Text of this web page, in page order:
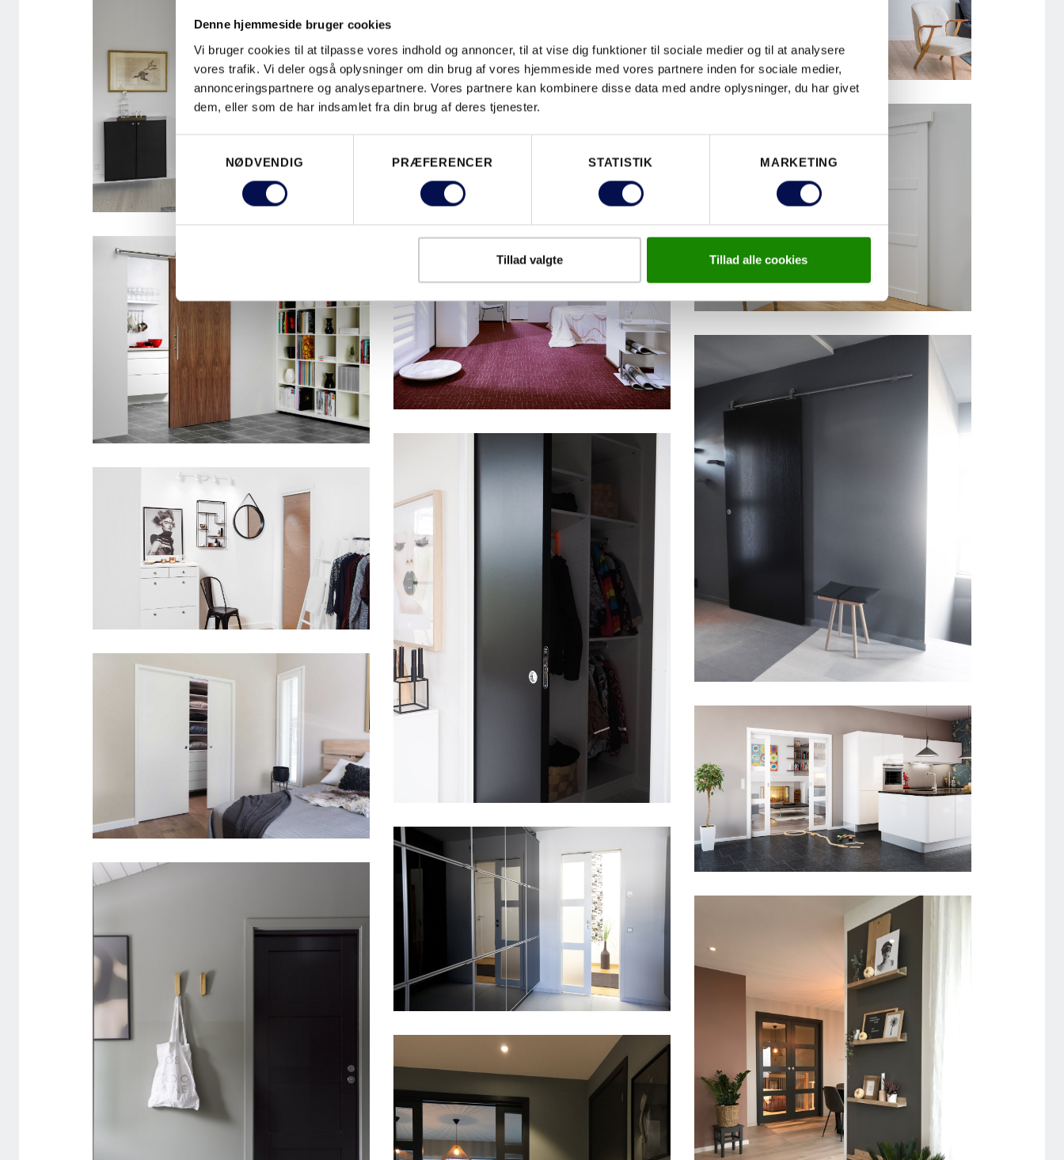
Denne hjemmeside bruger cookies
Vi bruger cookies til at tilpasse vores indhold og annoncer, til at vise dig funktioner til sociale medier og til at analysere
vores trafik. Vi deler også oplysninger om din brug af vores hjemmeside med vores partnere inden for sociale medier,
annonceringspartnere og analysepartnere. Vores partnere kan kombinere disse data med andre oplysninger, du har givet
dem, eller som de har indsamlet fra din brug af deres tjenester.
NØDVENDIG
PRÆFERENCER STATISTIK MARKETING
Tillad valgte Tillad alle cookies
SKYDEDØR DESIGNSKINNE
SKYDEDØR DESIGNSKINNE
UNIQUE GW01L DOBBELTDØR
SKYDEDØR INDBYGGET MED
CRAFT 03 SORT
SKYDEDØR UDENPÅLIGGENDE
SKYDEDØRSKAPPE, UNIQUE
03L TOILETLÅS
SKYDEDØR UDENPÅLIGGENDE
SKYDEDØRSKAPPE, STABLE
SKYDEDØR DESIGNSKINNE,
STABLE VALNØD
SKYDEDØR DESIGNSKINNE
STABLE GW SORT EG
SKYDEDØR INDBYGGET MED
STABLE GW SORT
SKYDEDØR INDBYGGET MED
STABLE GW EG
SKYDEDØR WALK-IN CLOSED
SKYDEDØR INDBYGGET
DOBBELTDØR UNIQUE GW03L
SKYDEDØR INDBYGGET
UNIQUE GW03L